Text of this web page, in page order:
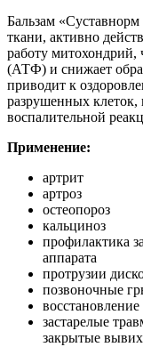
Бальзам
ткани, активно
работу митохондрий,
(АТФ) и снижает
приводит к
разрушенных клеток,
воспалительной
Применение:
артрит
артроз
остеопороз
кальциноз
профилактика
аппарата
протрузии
позвоночные
застарелые
закрытые